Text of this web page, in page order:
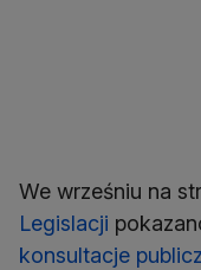
We wrześniu na
Legislacji
konsultacje